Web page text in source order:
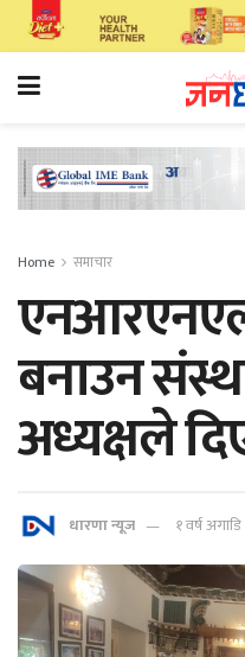
Home समाचार
बनाउन
अध्यक्षले
धारणा न्यूज १ वर्ष अगाडि